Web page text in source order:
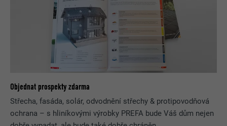
Objednat prospekty zdarma
Střecha, fasáda, solár, odvodnění střechy & protipovodňová
ochrana – s hliníkovými výrobky PREFA bude Váš dům nejen